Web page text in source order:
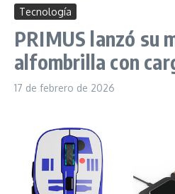
Tecnología
PRIMUS lanzó su
alfombrilla con
17 de febrero de 2026